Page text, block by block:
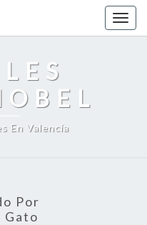
En Valencia
Por
Gato